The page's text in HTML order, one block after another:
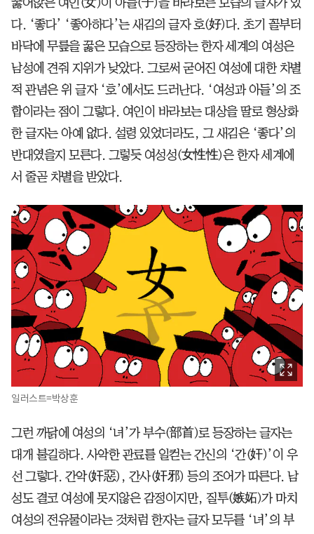
꿇어앉은 여인(女)이 아들(子)을 바라보는 모습의 글자가 있
다. ‘좋다’ ‘좋아하다’는 새김의 글자 호(好)다. 초기 꼴부터
바닥에 무릎을 꿇은 모습으로 등장하는 한자 세계의 여성은
남성에 견줘 지위가 낮았다. 그로써 굳어진 여성에 대한 차별
적 관념은 위 글자 ‘호’에서도 드러난다. ‘여성과 아들’의 조
합이라는 점이 그렇다. 여인이 바라보는 대상을 딸로 형상화
한 글자는 아예 없다. 설령 있었더라도, 그 새김은 ‘좋다’의
반대였을지 모른다. 그렇듯 여성성(女性性)은 한자 세계에
서 줄곧 차별을 받았다.
일러스트=박상훈
그런 까닭에 여성의 ‘녀’가 부수(部首)로 등장하는 글자는
대개 불길하다. 사악한 관료를 일컫는 간신의 ‘간(奸)’이 우
선 그렇다. 간악(奸惡), 간사(奸邪) 등의 조어가 따른다. 남
성도 결코 여성에 못지않은 감정이지만, 질투(嫉妬)가 마치
여성의 전유물이라는 것처럼 한자는 글자 모두를 ‘녀’의 부